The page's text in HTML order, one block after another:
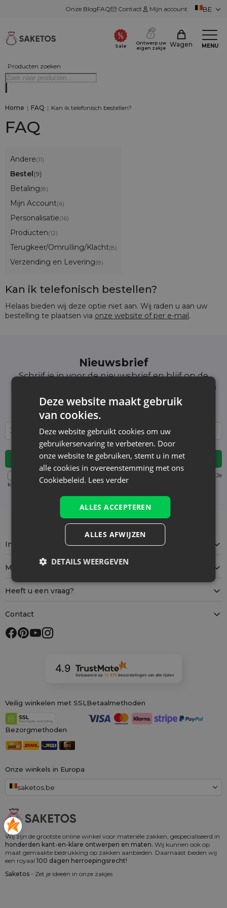
Onze BlogFAQ Contact Mijn account BE
Producten zoeken
Sale
Ontwerp uw
eigen zakje
Wagen MENU
Home | FAQ | Kan ik telefonisch bestellen?
FAQ
Andere(11)
Bestel(9)
Betaling(8)
Mijn Account(6)
Personalisatie(16)
Producten(12)
Terugkeer/OmruIling/Klacht(8)
Verzending en Levering(8)
Kan ik telefonisch bestellen?
Helaas bieden wij deze optie niet aan. Wij raden u aan uw
bestelling te plaatsen via onze website of per e-mail.
Nieuwsbrief
Schrijf je in voor de nieuwsbrief en blijf op de
hoogte van het laatste nieuws en aanbiedingen
Wij informeren en tonen nieuws - zonder
onnodige spam. Blijf regelmatig bij ons!
Voor details over gegevensverwerking, zie onze Privacyverklaring. Je
kunt je op elk moment zonder kostenuitschrijven
Wij zijn de grootste online winkel voor materiële zakken, gespecialiseerd in
honderden kant-en-klare ontwerpen en maten. Wij kunnen ook op
maat gemaakte bedrukking op zakken aanbieden. Daarnaast bieden wij
een royaal 100 dagen herroepingsrecht!
Saketos - Zet je ideeën in onze zakjes
Onze winkels in Europa
saketos.be
Informatie
Mijn account
Heeft u een vraag?
Contact
4.9
Gebaseerd op 12 878beoordelingen van alle tijden
Veilig winkelen met SSLBetaalmethoden
Bezorgmethoden
Deze website maakt gebruik
van cookies.
Deze website gebruikt cookies om uw
gebruikerservaring te verbeteren. Door
onze website te gebruiken, stemt u in met
alle cookies in overeenstemming met ons
Cookiebeleid. Lees verder
ALLES ACCEPTEREN
ALLES AFWIJZEN
DETAILS WEERGEVEN